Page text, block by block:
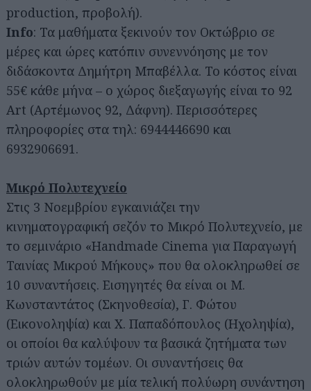
production, προβολή).
Info: Τα μαθήματα ξεκινούν τον Οκτώβριο σε
μέρες και ώρες κατόπιν συνεννόησης με τον
διδάσκοντα Δημήτρη Μπαβέλλα. Το κόστος είναι
55€ κάθε μήνα – ο χώρος διεξαγωγής είναι το 92
Art (Αρτέμωνος 92, Δάφνη). Περισσότερες
πληροφορίες στα τηλ: 6944446690 και
6932906691.
Μικρό Πολυτεχνείο
Στις 3 Νοεμβρίου εγκαινιάζει την
κινηματογραφική σεζόν το Μικρό Πολυτεχνείο, με
το σεμινάριο «Handmade Cinema για Παραγωγή
Ταινίας Μικρού Μήκους» που θα ολοκληρωθεί σε
10 συναντήσεις. Εισηγητές θα είναι οι Μ.
Κωνσταντάτος (Σκηνοθεσία), Γ. Φώτου
(Εικονοληψία) και Χ. Παπαδόπουλος (Ηχοληψία),
οι οποίοι θα καλύψουν τα βασικά ζητήματα των
τριών αυτών τομέων. Οι συναντήσεις θα
ολοκληρωθούν με μία τελική πολύωρη συνάντηση
Αναζήτηση